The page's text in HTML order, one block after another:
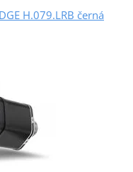
H.079.LRB černá